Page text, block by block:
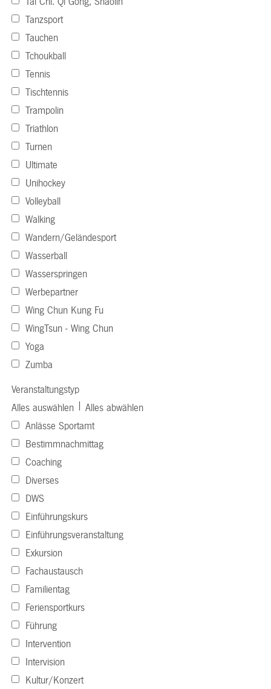
Tanzsport
Tauchen
Tchoukball
Tennis
Tischtennis
Trampolin
Triathlon
Turnen
Ultimate
Unihockey
Volleyball
Walking
Wandern/Geländesport
Wasserball
Wasserspringen
Werbepartner
Wing Chun Kung Fu
WingTsun - Wing Chun
Yoga
Zumba
Veranstaltungstyp
Alles auswählen
Alles abwählen
Anlässe Sportamt
Bestimmnachmittag
Coaching
Diverses
DWS
Einführungskurs
Einführungsveranstaltung
Exkursion
Fachaustausch
Familientag
Feriensportkurs
Führung
Intervention
Intervision
Kultur/Konzert